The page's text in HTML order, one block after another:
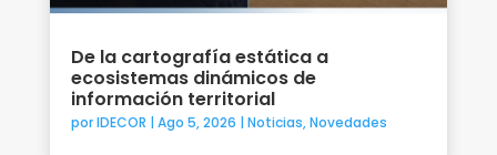
De la cartografía estática a
ecosistemas dinámicos de
información territorial
porIDECOR | Ago 5, 2026 | Noticias,Novedades